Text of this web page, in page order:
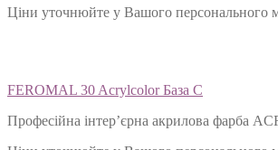
Ціни уточнюйте у Вашого персонального
FEROMAL 30 Acrylcolor База С
Професійна інтер’єрна акрилова фарба